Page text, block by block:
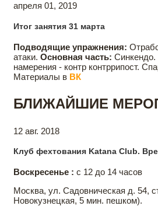
апреля 01, 2019
Итог занятия 31 марта
Подводящие упражнения:
атаки. Основная часть: Синкендо.
намерения - контр контррипост.
Материалы в ВК
БЛИЖАЙШИЕ
12 авг. 2018
Клуб фехтования Katana Club.
Воскресенье : с 12 до 14 часов
Москва, ул. Садовническая д. 54,
Новокузнецкая, 5 мин. пешком).